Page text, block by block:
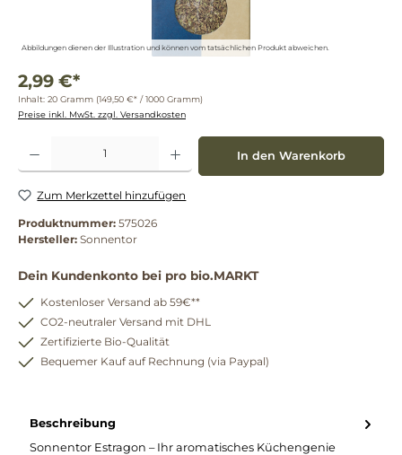
Abbildungen dienen der Illustration und können vom tatsächlichen Produkt abweichen.
2,99 €*
Inhalt: 20 Gramm (149,50 €* / 1000 Gramm)
Preise inkl. MwSt. zzgl. Versandkosten
Produkt Anzahl: Gib den gewünschten Wert ein oder benutze die Schaltflächen um
In den Warenkorb
Zum Merkzettel hinzufügen
Produktnummer: 575026
Hersteller: Sonnentor
Dein Kundenkonto bei pro bio.MARKT
Kostenloser Versand ab 59€**
CO2-neutraler Versand mit DHL
Zertifizierte Bio-Qualität
Bequemer Kauf auf Rechnung (via Paypal)
Beschreibung
Sonnentor Estragon – Ihr aromatisches Küchengenie